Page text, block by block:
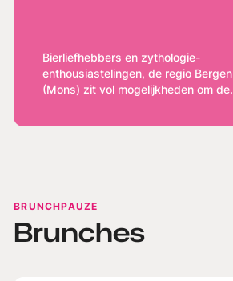
Bierliefhebbers en zythologie-
enthousiastelingen, de regio Bergen
(Mons) zit vol mogelijkheden om de
BRUNCHPAUZE
Brunches